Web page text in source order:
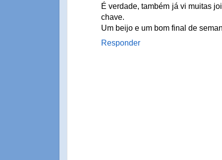
É verdade, também já vi muitas
chave.
Um beijo e um bom final de
Responder